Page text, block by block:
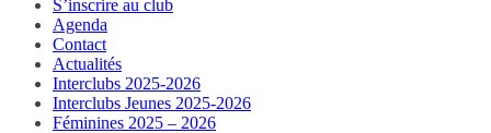
S’inscrire au club
Agenda
Contact
Actualités
Interclubs 2025-2026
Interclubs Jeunes 2025-2026
Féminines 2025 – 2026